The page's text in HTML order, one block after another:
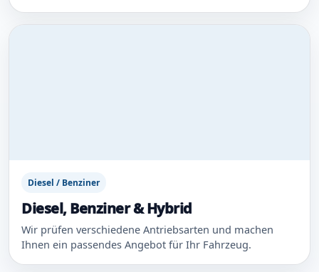
Diesel / Benziner
Diesel, Benziner & Hybrid
Wir prüfen verschiedene Antriebsarten und machen
Ihnen ein passendes Angebot für Ihr Fahrzeug.